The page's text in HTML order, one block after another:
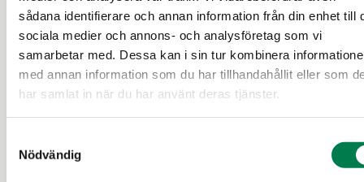
sådana identifierare och annan information från din enhet till
sociala medier och annons- och analysföretag som vi
samarbetar med. Dessa kan i sin tur kombinera
med annan information som du har tillhandahållit eller som
har samlat in när du har använt deras tjänster.
Nödvändig
Merijärvi
94 000 € ca 45,6 ha
25 d